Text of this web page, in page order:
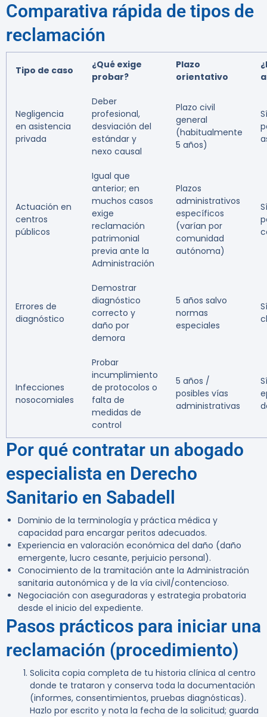
Comparativa rápida de tipos de
reclamación
Tipo de caso
¿Qué exige
probar?
Plazo
orientativo
Negligencia
en asistencia
privada
Deber
profesional,
desviación del
estándar y
nexo causal
Plazo civil
general
(habitualmente
5 años)
Actuación en
centros
públicos
Igual que
anterior; en
muchos casos
exige
reclamación
patrimonial
previa ante la
Administración
Plazos
administrativos
específicos
(varían por
comunidad
autónoma)
Errores de
diagnóstico
Demostrar
diagnóstico
correcto y
daño por
demora
5 años salvo
normas
especiales
Infecciones
nosocomiales
Probar
incumplimiento
de protocolos o
falta de
medidas de
control
5 años /
posibles vías
administrativas
Por qué contratar un abogado
especialista en Derecho
Sanitario en Sabadell
Dominio de la terminología y práctica médica y
capacidad para encargar peritos adecuados.
Experiencia en valoración económica del daño (daño
emergente, lucro cesante, perjuicio personal).
Conocimiento de la tramitación ante la Administración
sanitaria autonómica y de la vía civil/contencioso.
Negociación con aseguradoras y estrategia probatoria
desde el inicio del expediente.
Pasos prácticos para iniciar una
reclamación (procedimiento)
Solicita copia completa de tu historia clínica al centro
donde te trataron y conserva toda la documentación
(informes, consentimientos, pruebas diagnósticas).
Hazlo por escrito y nota la fecha de la solicitud; guarda